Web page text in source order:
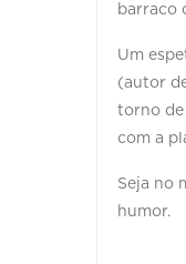
barraco
Um
(autor
torno de
com a
Seja no
humor.